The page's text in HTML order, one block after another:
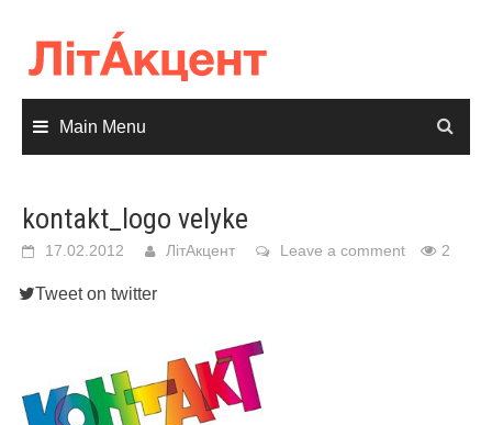
content
Main Menu
kontakt_logo velyke
17.02.2012 ЛітАкцент Leave a comment 2
Tweet on twitter